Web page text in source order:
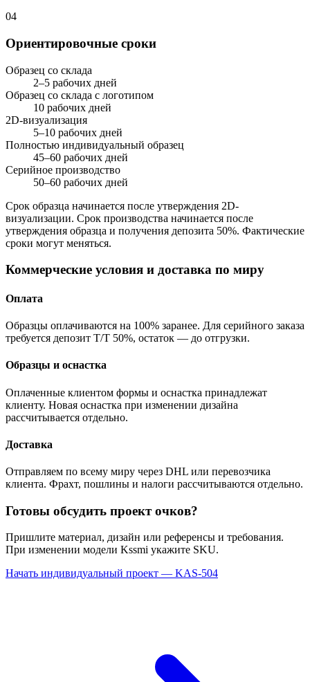
04
Ориентировочные сроки
Образец со склада
2–5 рабочих дней
Образец со склада с логотипом
10 рабочих дней
2D-визуализация
5–10 рабочих дней
Полностью индивидуальный образец
45–60 рабочих дней
Серийное производство
50–60 рабочих дней
Срок образца начинается после утверждения 2D-
визуализации. Срок производства начинается после
утверждения образца и получения депозита 50%. Фактические
сроки могут меняться.
Коммерческие условия и доставка по миру
Оплата
Образцы оплачиваются на 100% заранее. Для серийного заказа
требуется депозит T/T 50%, остаток — до отгрузки.
Образцы и оснастка
Оплаченные клиентом формы и оснастка принадлежат
клиенту. Новая оснастка при изменении дизайна
рассчитывается отдельно.
Доставка
Отправляем по всему миру через DHL или перевозчика
клиента. Фрахт, пошлины и налоги рассчитываются отдельно.
Готовы обсудить проект очков?
Пришлите материал, дизайн или референсы и требования.
При изменении модели Kssmi укажите SKU.
Начать индивидуальный проект — KAS-504